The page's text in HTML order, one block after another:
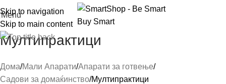
Skip to navigation
Skip to main content
Menu
Мултипрактици
Дома Мали Апарати Апарати за готвење
Садови за домаќинство Мултипрактици